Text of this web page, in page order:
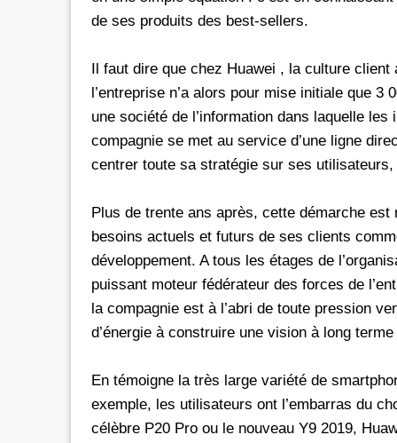
de ses produits des best-sellers.
Il faut dire que chez Huawei , la culture
l’entreprise n’a alors pour mise initiale que
une société de l’information dans laquelle
compagnie se met au service d’une ligne
centrer toute sa stratégie sur ses
Plus de trente ans après, cette démarche
besoins actuels et futurs de ses clients
développement. A tous les étages de
puissant moteur fédérateur des forces de
la compagnie est à l’abri de toute pression
d’énergie à construire une vision à long
En témoigne la très large variété de
exemple, les utilisateurs ont l’embarras du
célèbre P20 Pro ou le nouveau Y9 2019,